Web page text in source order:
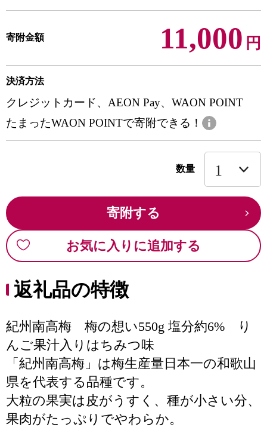
寄附金額 11,000 円
決済方法
クレジットカード、AEON Pay、WAON POINT
たまったWAON POINTで寄附できる！
数量
寄附する
お気に入りに追加する
返礼品の特徴
紀州南高梅 梅の想い550g 塩分約6% り
んご果汁入りはちみつ味
「紀州南高梅」は梅生産量日本一の和歌山
県を代表する品種です。
大粒の果実は皮がうすく、種が小さい分、
果肉がたっぷりでやわらか。